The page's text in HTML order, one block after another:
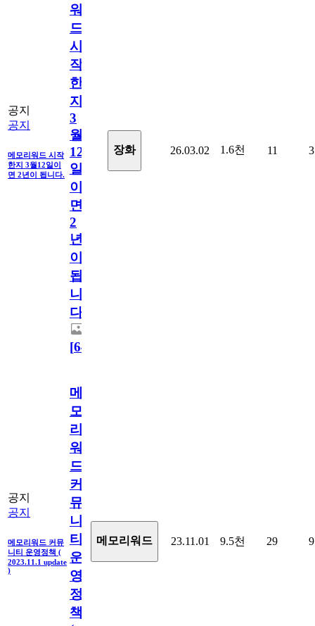
공지
공지
메모리워드 시작
한지 3월12일이
면 2년이 됩니다.
워
드
시
작
한
지
3
월
12
일
이
면
2
년
이
됩
니
다.
[64
장화 26.03.02 1.6천 11 3
공지
공지
메모리워드 커뮤
니티 운영정책 (
2023.11.1 update
)
메
모
리
워
드
커
뮤
니
티
운
영
정
책
메모리워드 23.11.01 9.5천 29 9